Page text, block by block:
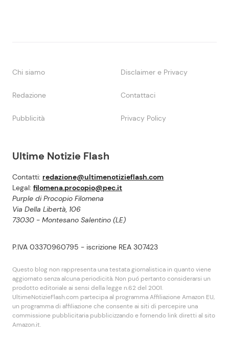
Ultime Notizie Flash
Contatti: redazione@ultimenotizieflash.com
Legal: filomena.procopio@pec.it
Purple di Procopio Filomena
Via Della Libertà, 106
73030 - Montesano Salentino (LE)
P.IVA 03370960795 - iscrizione REA 307423
Questo blog non rappresenta una testata giornalistica in quanto viene
aggiornato senza alcuna periodicità. Non puó pertanto considerarsi un
prodotto editoriale ai sensi della legge n.62 del 2001.
UltimeNotizieFlash.com partecipa al programma Affiliazione Amazon EU,
un programma di affiliazione che consente ai siti di percepire una
commissione pubblicitaria pubblicizzando e fornendo link diretti al sito
Amazon.it.
Chi siamo Disclaimer e Privacy
Redazione Contattaci
Pubblicità Privacy Policy